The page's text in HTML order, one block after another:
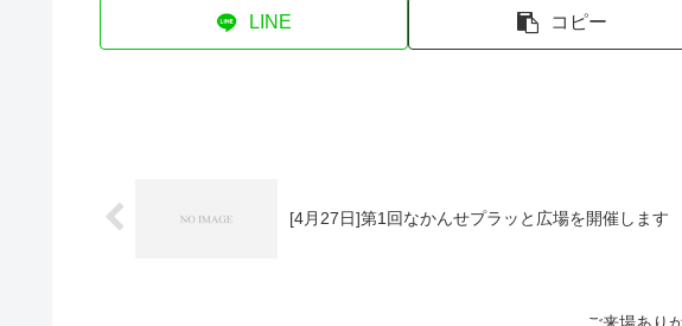
LINE コピー
[4月27日]第1回なかんせプラッと広場を開催します
ご来場あり